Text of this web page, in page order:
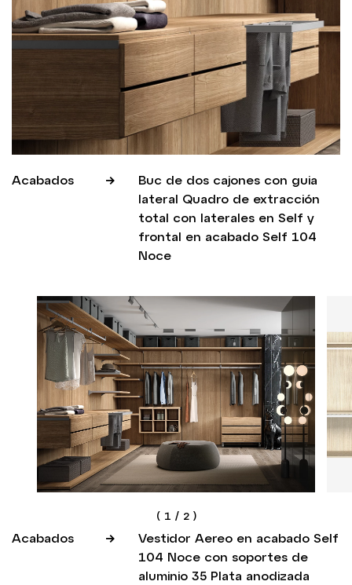
Acabados
Buc de dos cajones con guia
lateral Quadro de extracción
total con laterales en Self y
frontal en acabado Self 104
Noce
( 1 / 2 )
Acabados
Vestidor Aereo en acabado Self
104 Noce con soportes de
aluminio 35 Plata anodizada